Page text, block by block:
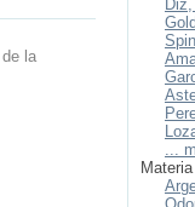
la
...
Materia